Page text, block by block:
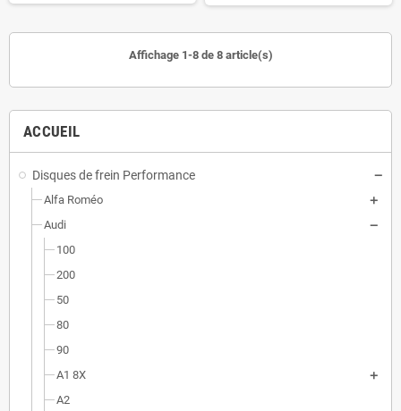
ACCUEIL
Disques de frein Performance
Alfa Roméo
Audi
100
200
50
80
90
A1 8X
A2
Affichage 1-8 de 8 article(s)